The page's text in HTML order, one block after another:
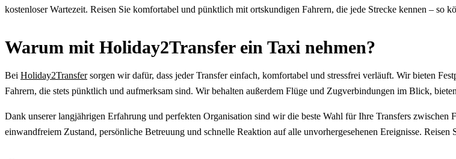
kostenloser Wartezeit. Reisen Sie komfortabel und pünktlich mit ortskundigen Fahrern, die jede Strecke kennen – so
Warum mit Holiday2Transfer ein Taxi nehmen?
Bei Holiday2Transfersorgen wir dafür, dass jeder Transfer einfach, komfortabel und stressfrei verläuft. Wir bieten
Fahrern, die stets pünktlich und aufmerksam sind. Wir behalten außerdem Flüge und Zugverbindungen im Blick,
Dank unserer langjährigen Erfahrung und perfekten Organisation sind wir die beste Wahl für Ihre Transfers
einwandfreiem Zustand, persönliche Betreuung und schnelle Reaktion auf alle unvorhergesehenen Ereignisse.